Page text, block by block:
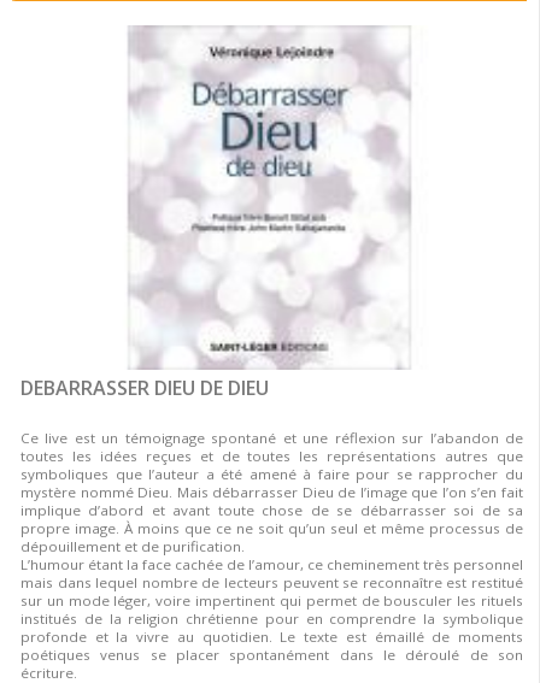
DEBARRASSER DIEU DE DIEU
Ce live est un témoignage spontané et une réflexion sur l’abandon de
toutes les idées reçues et de toutes les représentations autres que
symboliques que l’auteur a été amené à faire pour se rapprocher du
mystère nommé Dieu. Mais débarrasser Dieu de l’image que l’on s’en fait
implique d’abord et avant toute chose de se débarrasser soi de sa
propre image. À moins que ce ne soit qu’un seul et même processus de
dépouillement et de purification.
L’humour étant la face cachée de l’amour, ce cheminement très personnel
mais dans lequel nombre de lecteurs peuvent se reconnaître est restitué
sur un mode léger, voire impertinent qui permet de bousculer les rituels
institués de la religion chrétienne pour en comprendre la symbolique
profonde et la vivre au quotidien. Le texte est émaillé de moments
poétiques venus se placer spontanément dans le déroulé de son
écriture.